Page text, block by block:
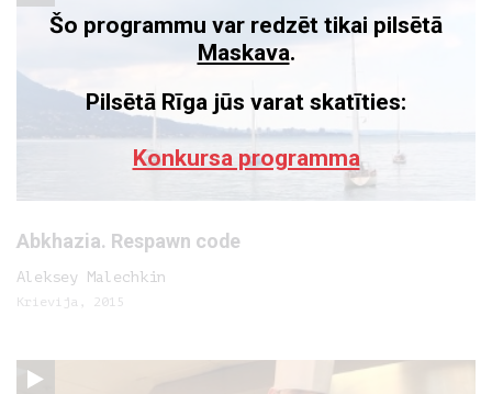
Abkhazia. Respawn code
Aleksey Malechkin
Krievija, 2015
Šo programmu var redzēt tikai pilsētā
Maskava.
Pilsētā Rīga jūs varat skatīties:
Konkursa programma